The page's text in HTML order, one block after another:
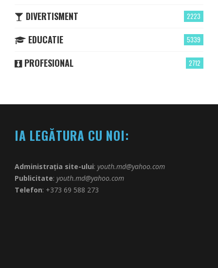
2223
DIVERTISMENT
5339
EDUCATIE
2712
PROFESIONAL
IA LEGĂTURA CU NOI:
Administrația site-ului: youth.md@yahoo.com
Publicitate: youth.md@yahoo.com
Telefon: +373 69 588 273